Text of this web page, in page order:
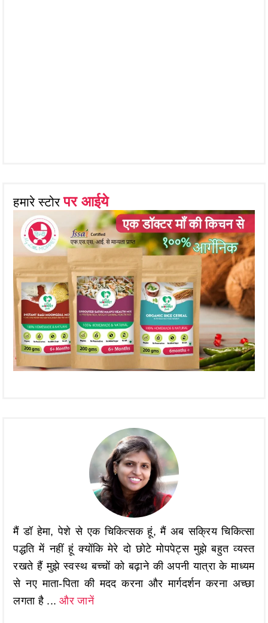
हमारे स्टोरपर आईये
मैं डॉ हेमा, पेशे से एक चिकित्सक हूं, मैं अब सक्रिय चिकित्सा
पद्धति में नहीं हूं क्योंकि मेरे दो छोटे मोपपेट्स मुझे बहुत व्यस्त
रखते हैं मुझे स्वस्थ बच्चों को बढ़ाने की अपनी यात्रा के माध्यम
से नए माता-पिता की मदद करना और मार्गदर्शन करना अच्छा
लगता है ...और जानें